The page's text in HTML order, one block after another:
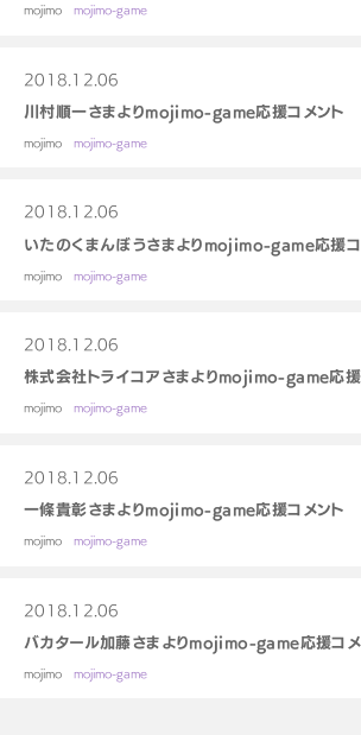
mojimo mojimo-game
2018.12.06
mojimo mojimo-game
川村順一さまよりmojimo-game応援コメント
2018.12.06
mojimo mojimo-game
いたのくまんぼうさまよりmojimo-game応援コ
2018.12.06
mojimo mojimo-game
株式会社トライコアさまよりmojimo-game応援
2018.12.06
mojimo mojimo-game
一條貴彰さまよりmojimo-game応援コメント
2018.12.06
mojimo mojimo-game
バカタール加藤さまよりmojimo-game応援コ